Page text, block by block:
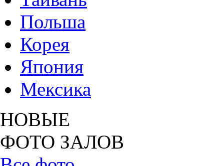
Польша
Корея
Япония
Мексика
НОВЫЕ
ФОТО ЗАЛОВ